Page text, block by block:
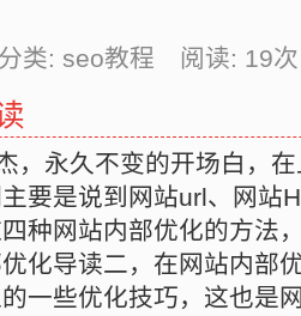
类: seo教程 阅读: 19
，永久不变的开场白，
要是说到网站url、网站
种网站内部优化的方法
化导读二，在网站内部
一些优化技巧，这也是